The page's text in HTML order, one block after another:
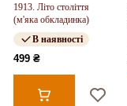
1913. Літо століття
(м'яка обкладинка)
В наявності
499 ₴